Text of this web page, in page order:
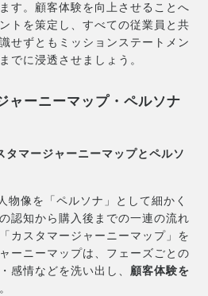
す。顧客体験を向上させることへ
トを策定し、すべての従業員と共
せずともミッションステートメン
でに浸透させましょう。
ャーニーマップ・ペルソナ
タマージャーニーマップとペルソ
物像を「ペルソナ」として細かく
認知から購入後までの一連の流れ
カスタマージャーニーマップ」を
ーニーマップは、フェーズごとの
感情などを洗い出し、 顧客体験を